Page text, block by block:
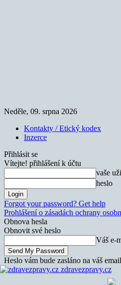
Neděle, 09. srpna 2026
Kontakty / Etický kodex
Inzerce
Přihlásit se
Vítejte! přihlášení k účtu
vaše
heslo
Forgot your password? Get help
Prohlášení o zásadách ochrany
Obnova hesla
Obnovit své heslo
Váš e-
Heslo vám bude zasláno na váš email
zdravezpravy.cz